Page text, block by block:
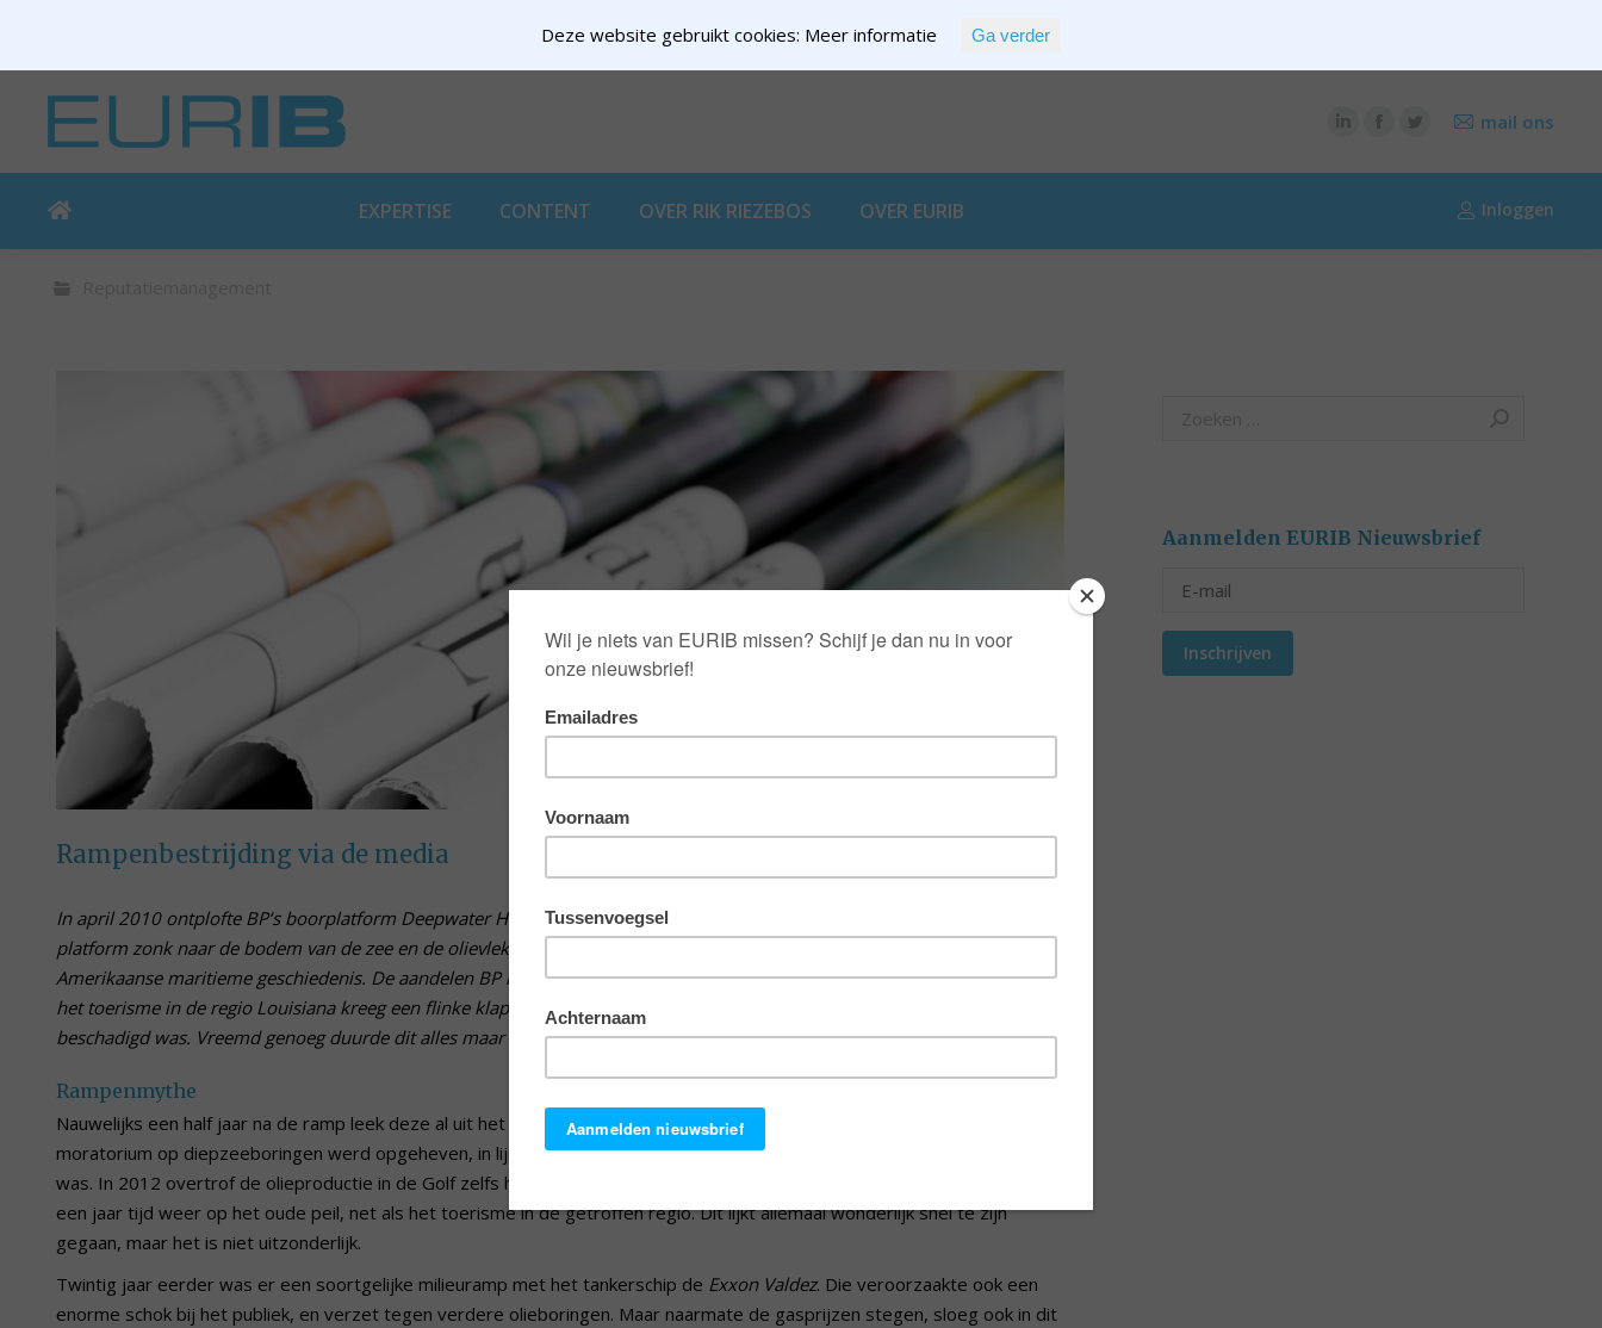
mail ons
EXPERTISE CONTENT OVER RIK RIEZEBOS OVER EURIB Inloggen
Rampenbestrijding via de media
In april 2010 ontplofte BP’s boorplatform Deepwater Horizon in de Golf van Mexico. Elf mensen kwamen om het leven, het
platform zonk naar de bodem van de zee en de olievlek die ontstond groeide uit tot de grootste milieuramp in de
Amerikaanse maritieme geschiedenis. De aandelen BP kelderden, de publieke steun voor offshore olieboringen daalde en
het toerisme in de regio Louisiana kreeg een flinke klap te verwerken. Onnodig te zeggen dat de reputatie van BP ernstig
beschadigd was. Vreemd genoeg duurde dit alles maar kort.
Rampenmythe
Nauwelijks een half jaar na de ramp leek deze al uit het collectieve geheugen te zijn verdwenen. Het inderhaast ingestelde
moratorium op diepzeeboringen werd opgeheven, in lijn met de publieke opinie die alweer grotendeels vóór olieboringen
was. In 2012 overtrof de olieproductie in de Golf zelfs het niveau van vóór de ramp. Ook de merkreputatie van BP was in
een jaar tijd weer op het oude peil, net als het toerisme in de getroffen regio. Dit lijkt allemaal wonderlijk snel te zijn
gegaan, maar het is niet uitzonderlijk.
Twintig jaar eerder was er een soortgelijke milieuramp met het tankerschip de Exxon Valdez. Die veroorzaakte ook een
enorme schok bij het publiek, en verzet tegen verdere olieboringen. Maar naarmate de gasprijzen stegen, sloeg ook in dit
Search:
Aanmelden EURIB Nieuwsbrief
Inschrijven
Deze website gebruikt cookies: Meer informatie Ga verder
EXPERTISE